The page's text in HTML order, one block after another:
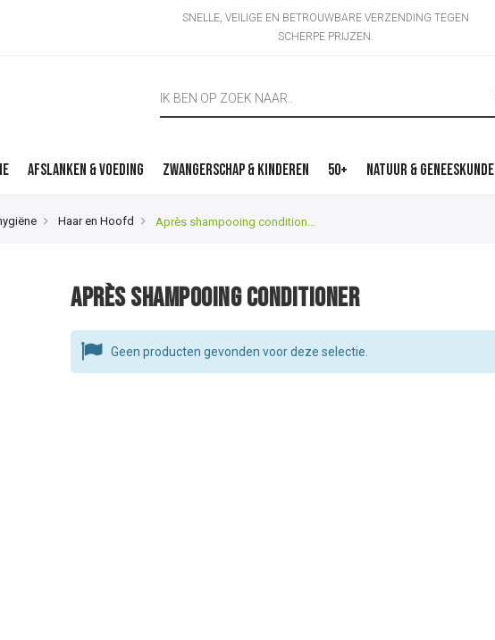
SNELLE, VEILIGE EN BETROUWBARE VERZENDING TEGEN
SCHERPE PRIJZEN.
Afslanken & Voeding Zwangerschap & Kinderen 50+ Natuur & Geneeskunde
Haar en Hoofd
Après shampooing conditioner
Geen producten gevonden voor deze selectie.